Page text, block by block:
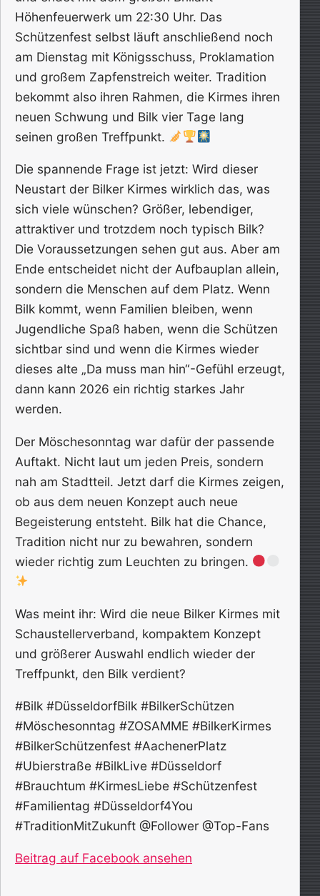
Höhenfeuerwerk um 22:30 Uhr. Das
Schützenfest selbst läuft anschließend noch
am Dienstag mit Königsschuss, Proklamation
und großem Zapfenstreich weiter. Tradition
bekommt also ihren Rahmen, die Kirmes ihren
neuen Schwung und Bilk vier Tage lang
seinen großen Treffpunkt.
Die spannende Frage ist jetzt: Wird dieser
Neustart der Bilker Kirmes wirklich das, was
sich viele wünschen? Größer, lebendiger,
attraktiver und trotzdem noch typisch Bilk?
Die Voraussetzungen sehen gut aus. Aber am
Ende entscheidet nicht der Aufbauplan allein,
sondern die Menschen auf dem Platz. Wenn
Bilk kommt, wenn Familien bleiben, wenn
Jugendliche Spaß haben, wenn die Schützen
sichtbar sind und wenn die Kirmes wieder
dieses alte „Da muss man hin“-Gefühl erzeugt,
dann kann 2026 ein richtig starkes Jahr
werden.
Der Möschesonntag war dafür der passende
Auftakt. Nicht laut um jeden Preis, sondern
nah am Stadtteil. Jetzt darf die Kirmes zeigen,
ob aus dem neuen Konzept auch neue
Begeisterung entsteht. Bilk hat die Chance,
Tradition nicht nur zu bewahren, sondern
wieder richtig zum Leuchten zu bringen.
Was meint ihr: Wird die neue Bilker Kirmes mit
Schaustellerverband, kompaktem Konzept
und größerer Auswahl endlich wieder der
Treffpunkt, den Bilk verdient?
#Bilk #DüsseldorfBilk #BilkerSchützen
#Möschesonntag #ZOSAMME #BilkerKirmes
#BilkerSchützenfest #AachenerPlatz
#Ubierstraße #BilkLive #Düsseldorf
#Brauchtum #KirmesLiebe #Schützenfest
#Familientag #Düsseldorf4You
#TraditionMitZukunft @Follower @Top-Fans
Beitrag auf Facebook ansehen